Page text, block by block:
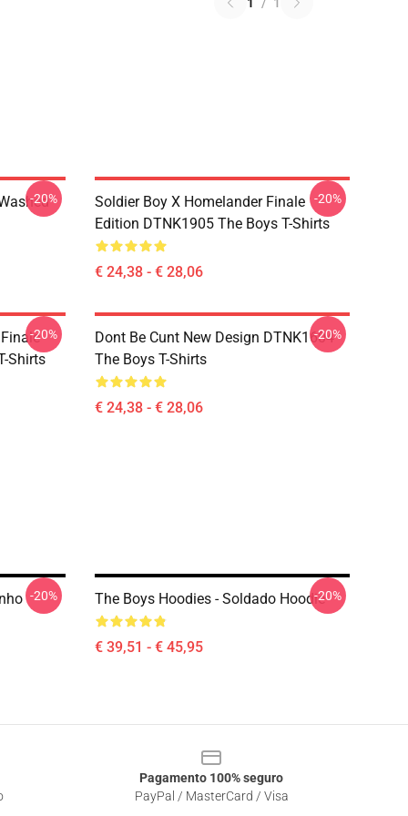
-20%
Soldier Boy X Homelander Finale
Edition DTNK1905 The Boys T-Shirts
€ 24,38 - € 28,06
-20%
Shirts
-20%
Dont Be Cunt New Design DTNK1604
The Boys T-Shirts
€ 24,38 - € 28,06
-20%
-20% The Boys Hoodies - Soldado Hoodie
€ 39,51 - € 45,95
-20%
Pagamento 100% seguro
PayPal / MasterCard / Visa